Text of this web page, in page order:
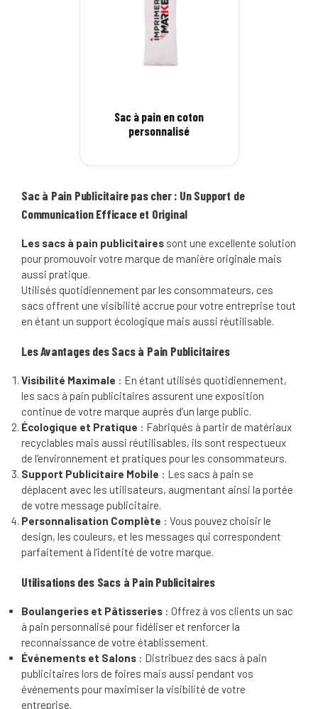
Sac à pain en coton
personnalisé
Sac à Pain Publicitaire pas cher : Un Support de
Communication Efficace et Original
Les sacs à pain publicitaires sont une excellente solution
pour promouvoir votre marque de manière originale mais
aussi pratique.
Utilisés quotidiennement par les consommateurs, ces
sacs offrent une visibilité accrue pour votre entreprise tout
en étant un support écologique mais aussi réutilisable.
Les Avantages des Sacs à Pain Publicitaires
Visibilité Maximale : En étant utilisés quotidiennement,
les sacs à pain publicitaires assurent une exposition
continue de votre marque auprès d’un large public.
Écologique et Pratique : Fabriqués à partir de matériaux
recyclables mais aussi réutilisables, ils sont respectueux
de l’environnement et pratiques pour les consommateurs.
Support Publicitaire Mobile : Les sacs à pain se
déplacent avec les utilisateurs, augmentant ainsi la portée
de votre message publicitaire.
Personnalisation Complète : Vous pouvez choisir le
design, les couleurs, et les messages qui correspondent
parfaitement à l’identité de votre marque.
Utilisations des Sacs à Pain Publicitaires
Boulangeries et Pâtisseries : Offrez à vos clients un sac
à pain personnalisé pour fidéliser et renforcer la
reconnaissance de votre établissement.
Événements et Salons : Distribuez des sacs à pain
publicitaires lors de foires mais aussi pendant vos
événements pour maximiser la visibilité de votre
entreprise.